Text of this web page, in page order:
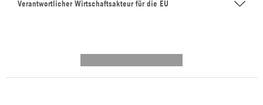
Verantwortlicher Wirtschaftsakteur für die EU